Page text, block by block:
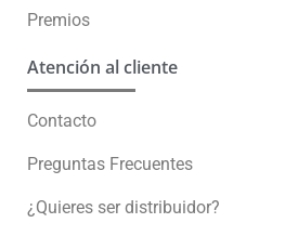
Premios
Atención al cliente
Contacto
Preguntas Frecuentes
¿Quieres ser distribuidor?